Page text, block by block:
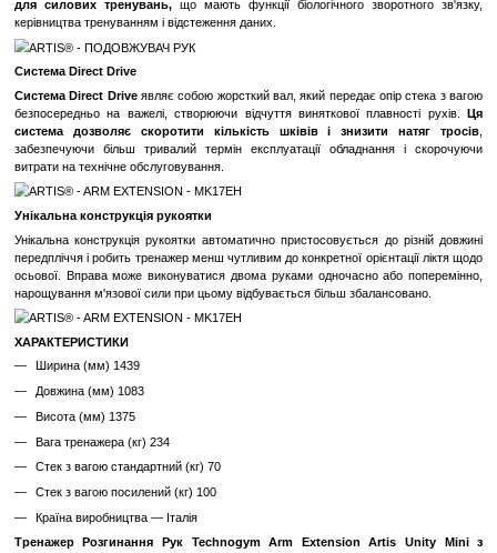
відстежувати свій прогрес та досягати нових тренувальних
Ефективність: Точне навантаження та регульована
максимально активувати м'язи для досягнення бажаних
Technogym ARTIS® дозволяє нарощувати м'язи рук,
забезпечуючи при цьому ефективність і безпеку тренування.
Опрацювання трицепсів на цій моделі тренажеру буде
професійної.
Інформаційний дисплей UNITY™ MINI
амплітуду виконання вправ,
відпочинку між підходами. Регулювання сидіння можлива сидячи
Трицепси формують близько 2/3 всього обсягу м'язової
Тренажер Arm Extention дозволяє ростити і
набагато швидше, комфортніше і безпечніше, ніж будь-
Виконання розгинання рук на цьому пристрої не поступається
Сама конструкція Arm Extension виключає можливість
порушення техніки
Легко досягаються високі результати
ARTIS обладнаний новим інтерфейсом unity mini з
для силових тренувань,що мають функції біологічного
керівництва тренуванням і відстеження даних.